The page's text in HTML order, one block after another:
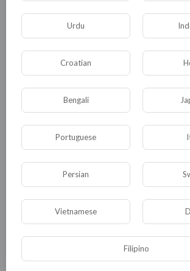
Комментариев нет
КАТЕГОРИИ
Развлечение
Urdu
Croatian
Bengali
Portuguese
Persian
Vietnamese
Filipino